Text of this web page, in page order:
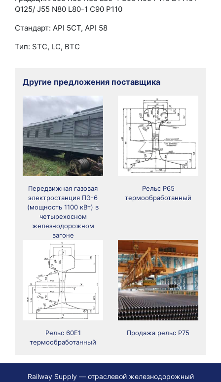
Q125/ J55 N80 L80-1 C90 P110
Стандарт: API 5CT, API 58
Тип: STC, LC, BTC
Другие предложения поставщика
Передвижная газовая
электростанция ПЭ-6
(мощность 1100 кВт) в
четырехосном
железнодорожном
вагоне
Рельс Р65
термообработанный
Рельс 60Е1
термообработанный
Продажа рельс Р75
Railway Supply — отраслевой железнодорожный